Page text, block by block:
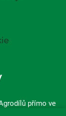
přímo ve